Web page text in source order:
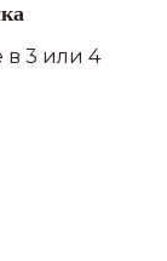
в 3 или 4